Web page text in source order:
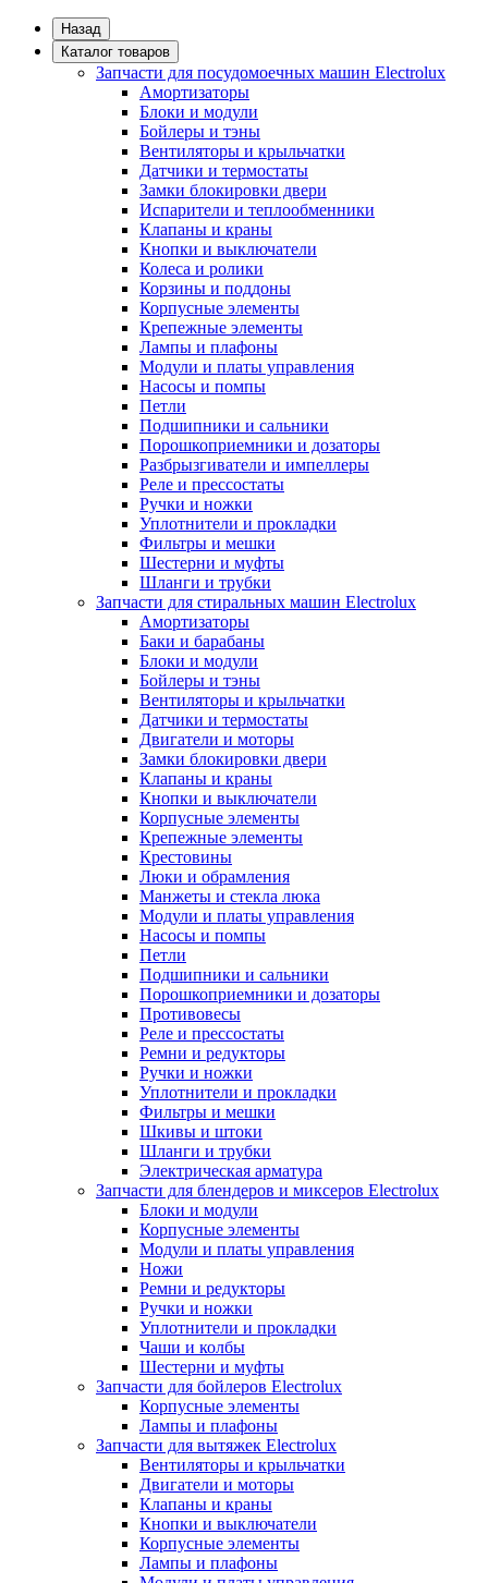
Назад
Каталог товаров
Запчасти для посудомоечных машин Electrolux
Амортизаторы
Блоки и модули
Бойлеры и тэны
Вентиляторы и крыльчатки
Датчики и термостаты
Замки блокировки двери
Испарители и теплообменники
Клапаны и краны
Кнопки и выключатели
Колеса и ролики
Корзины и поддоны
Корпусные элементы
Крепежные элементы
Лампы и плафоны
Модули и платы управления
Насосы и помпы
Петли
Подшипники и сальники
Порошкоприемники и дозаторы
Разбрызгиватели и импеллеры
Реле и прессостаты
Ручки и ножки
Уплотнители и прокладки
Фильтры и мешки
Шестерни и муфты
Шланги и трубки
Запчасти для стиральных машин Electrolux
Амортизаторы
Баки и барабаны
Блоки и модули
Бойлеры и тэны
Вентиляторы и крыльчатки
Датчики и термостаты
Двигатели и моторы
Замки блокировки двери
Клапаны и краны
Кнопки и выключатели
Корпусные элементы
Крепежные элементы
Крестовины
Люки и обрамления
Манжеты и стекла люка
Модули и платы управления
Насосы и помпы
Петли
Подшипники и сальники
Порошкоприемники и дозаторы
Противовесы
Реле и прессостаты
Ремни и редукторы
Ручки и ножки
Уплотнители и прокладки
Фильтры и мешки
Шкивы и штоки
Шланги и трубки
Электрическая арматура
Запчасти для блендеров и миксеров Electrolux
Блоки и модули
Корпусные элементы
Модули и платы управления
Ножи
Ремни и редукторы
Ручки и ножки
Уплотнители и прокладки
Чаши и колбы
Шестерни и муфты
Запчасти для бойлеров Electrolux
Корпусные элементы
Лампы и плафоны
Запчасти для вытяжек Electrolux
Вентиляторы и крыльчатки
Двигатели и моторы
Клапаны и краны
Кнопки и выключатели
Корпусные элементы
Лампы и плафоны